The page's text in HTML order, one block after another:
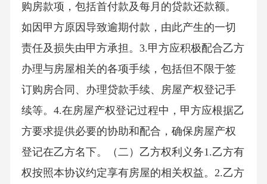
购房款项，包括首付款及每月的贷款还款额。
如因甲方原因导致逾期付款，由此产生的一切
责任及损失由甲方承担。3.甲方应积极配合乙方
办理与房屋相关的各项手续，包括但不限于签
订购房合同、办理贷款手续、房屋产权登记手
续等。4.在房屋产权登记过程中，甲方应根据乙
方要求提供必要的协助和配合，确保房屋产权
登记在乙方名下。（二）乙方权利义务1.乙方有
权按照本协议约定享有房屋的相关权益。2.乙方